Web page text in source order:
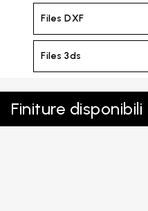
Files DXF
Files 3ds
Finiture disponibili